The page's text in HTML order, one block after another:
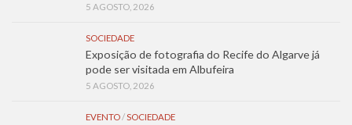
5 AGOSTO, 2026
SOCIEDADE
Exposição de fotografia do Recife do Algarve já
pode ser visitada em Albufeira
5 AGOSTO, 2026
EVENTO/SOCIEDADE